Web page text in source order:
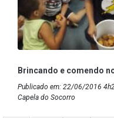
Brincando e comendo
Publicado em: 22/06/2016
Capela do Socorro